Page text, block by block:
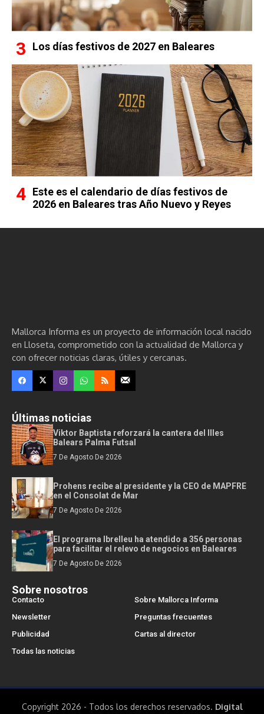
Los días festivos de 2027 en Baleares
Este es el calendario de días festivos de
2026 en Baleares tras Año Nuevo y Reyes
Mallorca Informa es un proyecto de información local nacido
en Lloseta, comprometido con la actualidad de Mallorca y
con ofrecer noticias claras, útiles y cercanas.
Últimas noticias
Viktor Baptista reforzará la cantera del Illes
Balears Palma Futsal
7 De Agosto De 2026
Prohens recibe al presidente y la CEO de MAPFRE
en el Consolat de Mar
7 De Agosto De 2026
El programa Ibrelleu ha atendido a 356 personas
para facilitar el relevo de negocios en Baleares
7 De Agosto De 2026
Sobre nosotros
Contacto
Sobre Mallorca Informa
Newsletter
Preguntas frecuentes
Publicidad
Cartas al director
Todas las noticias
Copyright 2026 - Todos los derechos reservados. Digital